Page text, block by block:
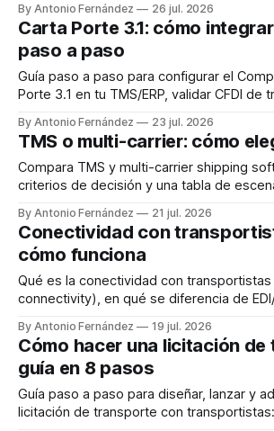
By Antonio Fernández 26 jul. 2026
Carta Porte 3.1: cómo
paso a paso
Guía paso a paso para configurar el
Porte 3.1 en tu TMS/ERP, validar CFDI de
By Antonio Fernández 23 jul. 2026
TMS o multi-carrier: cómo
Compara TMS y multi-carrier shipping
criterios de decisión y una tabla de
By Antonio Fernández 21 jul. 2026
Conectividad con
cómo funciona
Qué es la conectividad con transportistas
connectivity), en qué se diferencia de
By Antonio Fernández 19 jul. 2026
Cómo hacer una licitación
guía en 8 pasos
Guía paso a paso para diseñar, lanzar y
licitación de transporte con transportistas: